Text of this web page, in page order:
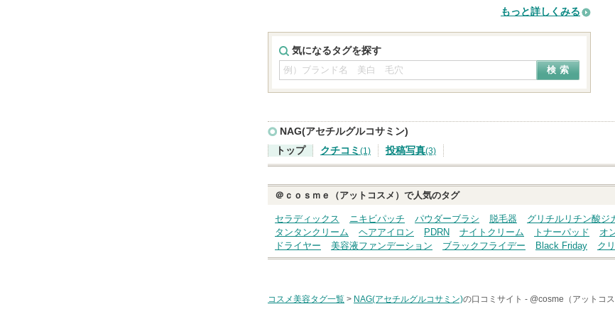
もっと詳しくみる
気になるタグを探す
NAG(アセチルグルコサミン)
トップ
クチコミ (1) 投稿写真(3)
＠ｃｏｓｍｅ（アットコスメ）で人気のタグ
セラディックス ニキビパッチ パウダーブラシ 脱毛器 グリチルリチン酸ジ
タンタンクリーム
ヘアアイロン PDRN ナイトクリーム トナーパッド オ
ドライヤー
美容液ファンデーション ブラックフライデー Black Friday ク
コスメ美容タグ一覧 > NAG(アセチルグルコサミン)の口コミサイト - @cosme（アットコス